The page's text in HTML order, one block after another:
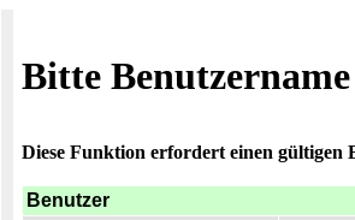
Bitte
Diese Funktion erfordert einen gültigen
Benutzer